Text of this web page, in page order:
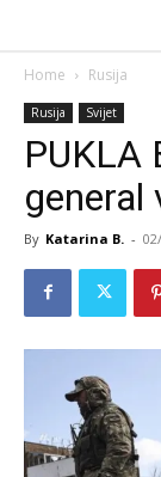
Home Rusija
Rusija Svijet
PUKLA
general
By Katarina B. -